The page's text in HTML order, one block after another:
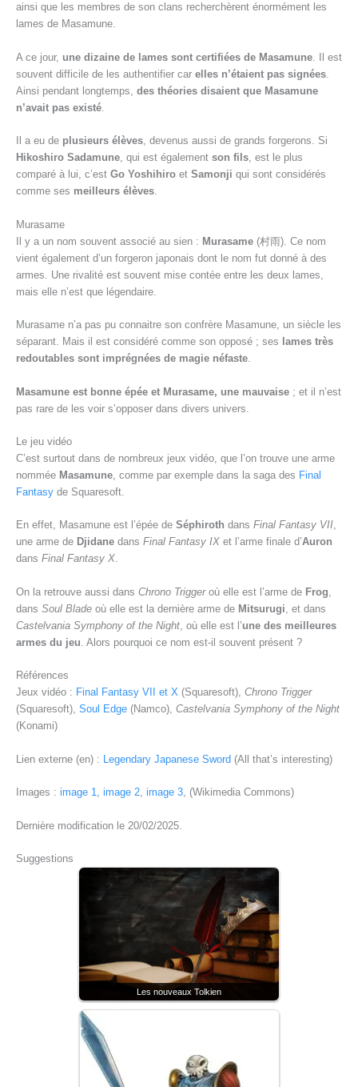
ainsi que les membres de son clans recherchèrent énormément les
lames de Masamune.
A ce jour, une dizaine de lames sont certifiées de Masamune . Il est
souvent difficile de les authentifier car elles n’étaient pas signées
Ainsi pendant longtemps, des théories disaient que Masamune
n’avait pas existé
Il a eu de plusieurs élèves, devenus aussi de grands forgerons. Si
Hikoshiro Sadamune, qui est également son fils, est le plus
comparé à lui, c’est Go Yoshihiro et Samonji qui sont considérés
comme ses meilleurs élèves.
Murasame
Il y a un nom souvent associé au sien : Murasame (村雨). Ce nom
vient également d’un forgeron japonais dont le nom fut donné à des
armes. Une rivalité est souvent mise contée entre les deux lames,
mais elle n’est que légendaire.
Murasame n’a pas pu connaitre son confrère Masamune, un siècle les
séparant. Mais il est considéré comme son opposé ; ses lames très
redoutables sont imprégnées de magie néfaste.
Masamune est bonne épée et Murasame, une mauvaise ; et il n’est
pas rare de les voir s’opposer dans divers univers.
Le jeu vidéo
C’est surtout dans de nombreux jeux vidéo, que l’on trouve une arme
nommée Masamune, comme par exemple dans la saga des Final
Fantasy de Squaresoft.
En effet, Masamune est l’épée de Séphiroth dans Final Fantasy VII,
une arme de Djidane dans Final Fantasy IX et l’arme finale d’Auron
dans Final Fantasy X.
On la retrouve aussi dans Chrono Triggeroù elle est l’arme de Frog
dans Soul Blade où elle est la dernière arme de Mitsurugi , et dans
Castelvania Symphony of the Night , où elle est l’une des meilleures
armes du jeu . Alors pourquoi ce nom est-il souvent présent ?
Références
Jeux vidéo : Final Fantasy VII et X (Squaresoft), Chrono Trigger
(Squaresoft), Soul Edge (Namco), Castelvania Symphony of the Night
(Konami)
Lien externe (en) : Legendary Japanese Sword (All that’s interesting)
Images : image 1, image 2, image 3, (Wikimedia Commons)
Dernière modification le 20/02/2025.
Suggestions
Les nouveaux Tolkien